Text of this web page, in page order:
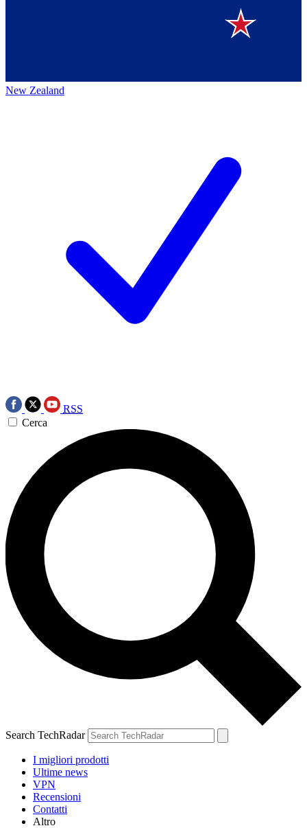
New Zealand
RSS
Cerca
Search TechRadar
I migliori prodotti
Ultime news
VPN
Recensioni
Contatti
Altro